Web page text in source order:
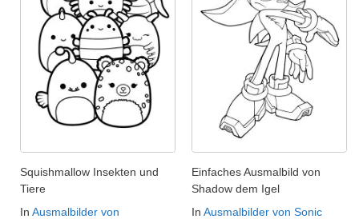
Squishmallow Insekten und
Tiere
In Ausmalbilder von
Einfaches Ausmalbild von
Shadow dem Igel
In Ausmalbilder von Sonic